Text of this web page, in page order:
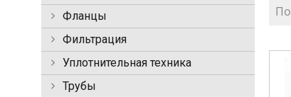
Фланцы
Фильтрация
Уплотнительная техника
Трубы